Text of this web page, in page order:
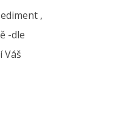
,
-dle
Váš